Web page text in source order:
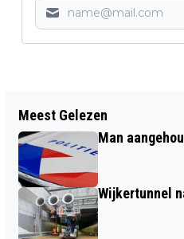
NIEUW
GEPRESENTEERD:
EEN STERK HAARLEM
Meest Gelezen
Man
Wijkertunnel